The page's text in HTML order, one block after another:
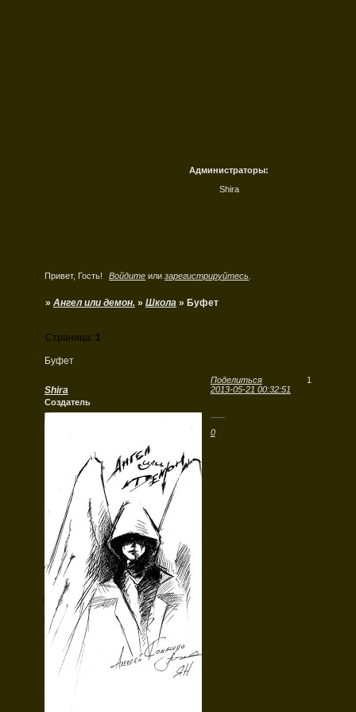
Администраторы:
Shira
Привет, Гость! Войдите илизарегистрируйтесь
» Ангел или демон. » Школа » Буфет
Буфет
Страница: 1
Поделиться
1
2013-05-21 00:32:51
Shira
Создатель
0